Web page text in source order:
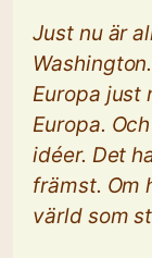
Just nu är
Europa just
Europa.
idéer. Det
främst. Om
värld som